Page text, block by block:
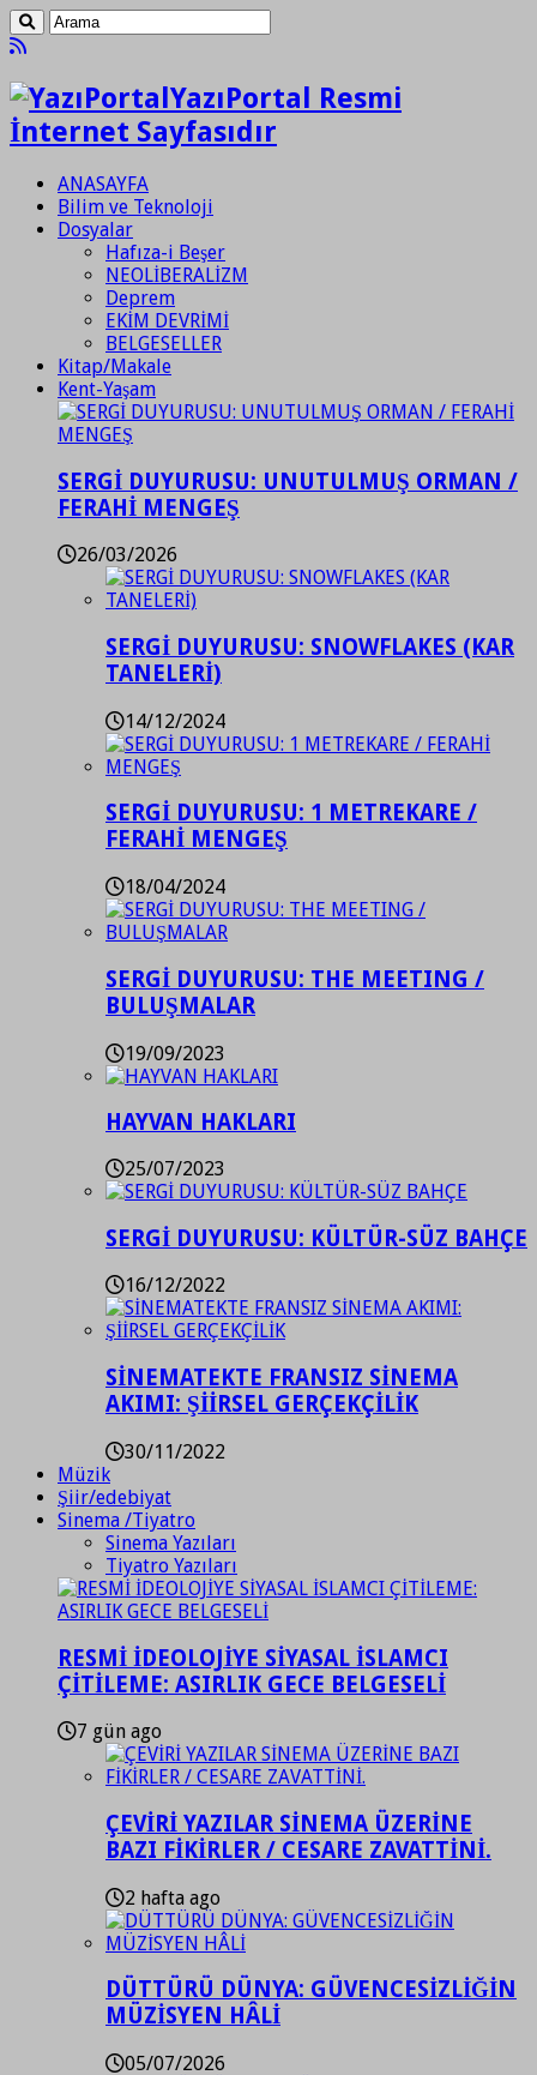
YazıPortal Resmi
İnternet Sayfasıdır
ANASAYFA
Bilim ve Teknoloji
Dosyalar
Hafıza-i Beşer
NEOLİBERALİZM
Deprem
EKİM DEVRİMİ
BELGESELLER
Kitap/Makale
Kent-Yaşam
SERGİ DUYURUSU: UNUTULMUŞ ORMAN /
FERAHİ MENGEŞ
26/03/2026
SERGİ DUYURUSU: SNOWFLAKES (KAR
TANELERİ)
14/12/2024
SERGİ DUYURUSU: 1 METREKARE /
FERAHİ MENGEŞ
18/04/2024
SERGİ DUYURUSU: THE MEETING /
BULUŞMALAR
19/09/2023
HAYVAN HAKLARI
25/07/2023
SERGİ DUYURUSU: KÜLTÜR-SÜZ BAHÇE
16/12/2022
SİNEMATEKTE FRANSIZ SİNEMA
AKIMI: ŞİİRSEL GERÇEKÇİLİK
30/11/2022
Müzik
Şiir/edebiyat
Sinema /Tiyatro
Sinema Yazıları
Tiyatro Yazıları
RESMİ İDEOLOJİYE SİYASAL İSLAMCI
ÇİTİLEME: ASIRLIK GECE BELGESELİ
7 gün ago
ÇEVİRİ YAZILAR SİNEMA ÜZERİNE
BAZI FİKİRLER / CESARE ZAVATTİNİ.
2 hafta ago
DÜTTÜRÜ DÜNYA: GÜVENCESİZLİĞİN
MÜZİSYEN HÂLİ
05/07/2026